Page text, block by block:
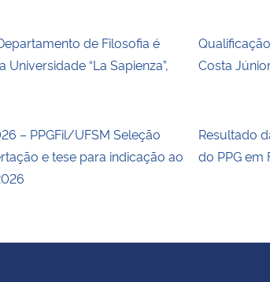
de Filosofia é
Universidade “La Sapienza”,
Costa
– PPGFil/UFSM Seleção
e tese para indicação ao
Resultado
do PPG em